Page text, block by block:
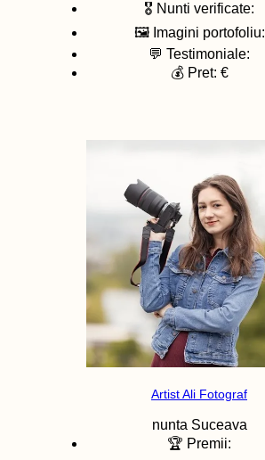
🎖️ Nunti verificate:
🖼️ Imagini portofoliu:
💬 Testimoniale:
💰 Pret: €
Artist Ali Fotograf
nunta Suceava
🏆 Premii: